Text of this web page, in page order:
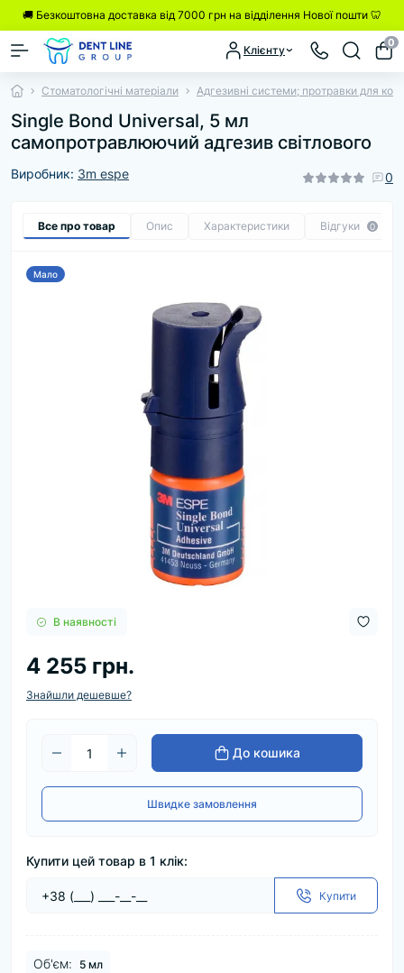
🚚 Безкоштовна доставка від 7000 грн на відділення Нової пошти 🦷
Клієнту
0
Стоматологічні матеріали Адгезивні системи; протравки для
Single Bond Universal, 5 мл
cамопротравлюючий адгезив світлового
Виробник: 3m espe 0
Все про товар Опис Характеристики Відгуки 0
Мало
В наявності
4 255 грн.
Знайшли дешевше?
До кошика
Швидке замовлення
Купити цей товар в 1 клік:
Купити
Об'єм: 5 мл